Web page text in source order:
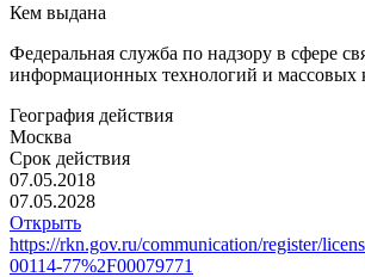
Кем выдана
Федеральная служба по надзору в сфере
информационных технологий и массовых
География действия
Москва
Срок действия
07.05.2018
07.05.2028
Открыть
https://rkn.gov.ru/communication/register/
00114-77%2F00079771